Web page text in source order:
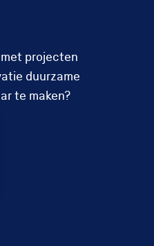
projecten
duurzame
te maken?